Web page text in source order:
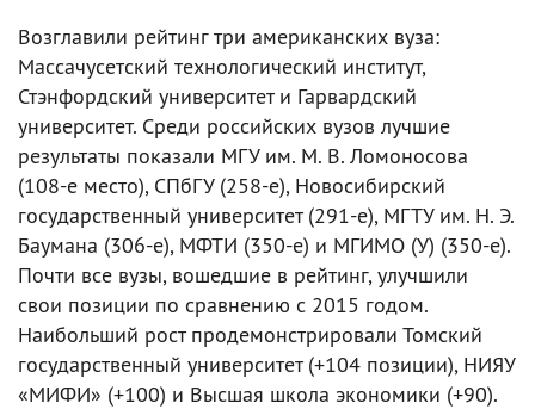
Возглавили рейтинг три американских вуза:
Массачусетский технологический институт,
Стэнфордский университет и Гарвардский
университет. Среди российских вузов лучшие
результаты показали МГУ им. М. В. Ломоносова
(108-е место), СПбГУ (258-е), Новосибирский
государственный университет (291-е), МГТУ им. Н. Э.
Баумана (306-е), МФТИ (350-е) и МГИМО (У) (350-е).
Почти все вузы, вошедшие в рейтинг, улучшили
свои позиции по сравнению с 2015 годом.
Наибольший рост продемонстрировали Томский
государственный университет (+104 позиции), НИЯУ
«МИФИ» (+100) и Высшая школа экономики (+90).